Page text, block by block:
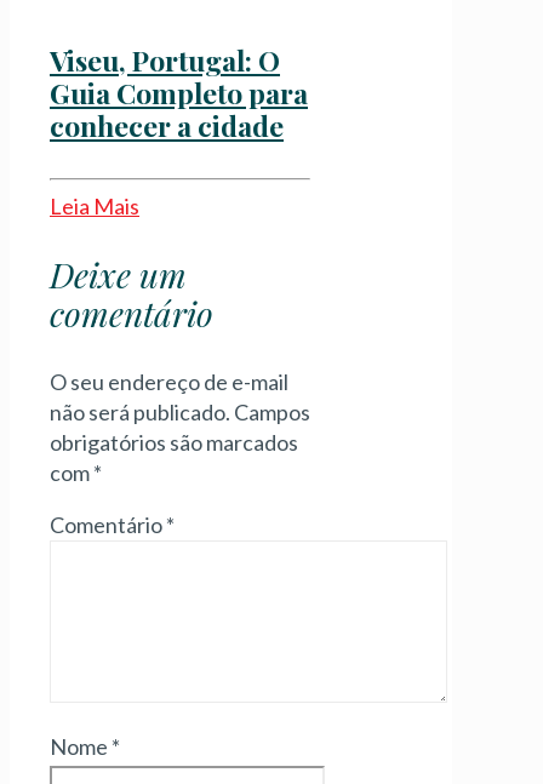
Viseu, Portugal: O
Guia Completo para
conhecer a cidade
Leia Mais
Deixe um
comentário
O seu endereço de e-mail
não será publicado. Campos
obrigatórios são marcados
com*
Comentário*
Nome *